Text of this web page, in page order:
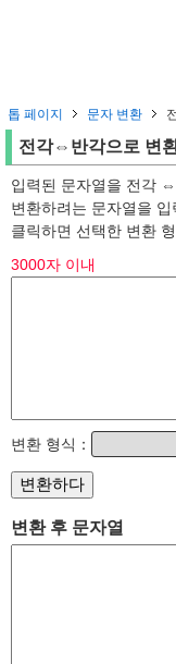
톱 페이지 문자 변환
전각⇔반각으로 변
입력된 문자열을 전각
변환하려는 문자열을
클릭하면 선택한 변환
3000자 이내
변환 형식：
변환 후 문자열